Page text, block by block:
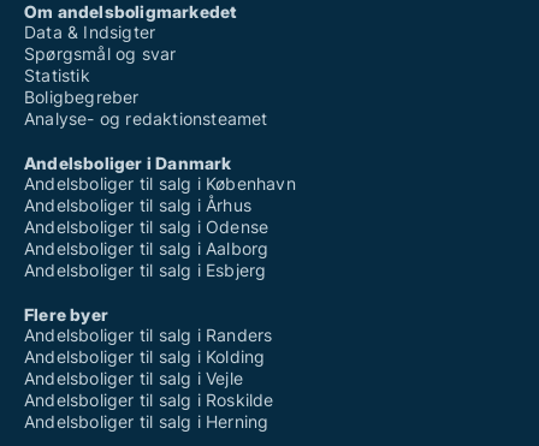
Om andelsboligmarkedet
Data & Indsigter
Spørgsmål og svar
Statistik
Boligbegreber
Analyse- og redaktionsteamet
Andelsboliger i Danmark
Andelsboliger til salg i København
Andelsboliger til salg i Århus
Andelsboliger til salg i Odense
Andelsboliger til salg i Aalborg
Andelsboliger til salg i Esbjerg
Flere byer
Andelsboliger til salg i Randers
Andelsboliger til salg i Kolding
Andelsboliger til salg i Vejle
Andelsboliger til salg i Roskilde
Andelsboliger til salg i Herning